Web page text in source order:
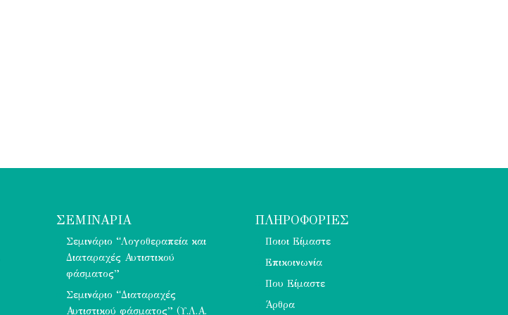
ΣΕΜΙΝΑΡΙΑ
Σεμινάριο “Λογοθεραπεία και
Διαταραχές Αυτιστικού
φάσματος”
Σεμινάριο “Διαταραχές
Αυτιστικού φάσματος” (Υ.Λ.Α.
ΠΛΗΡΟΦΟΡΙΕΣ
Ποιοι Είμαστε
Επικοινωνία
Που Είμαστε
Άρθρα